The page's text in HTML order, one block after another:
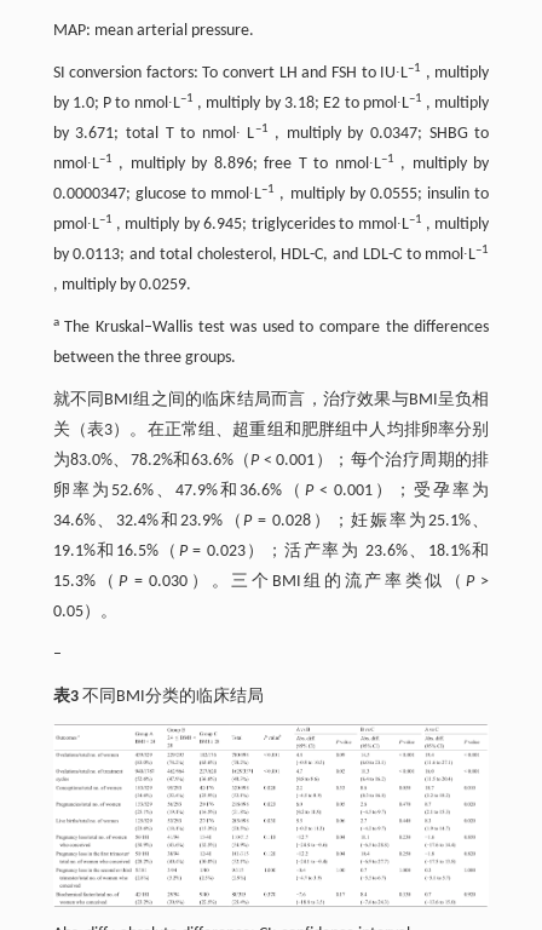
MAP: mean arterial pressure.
SI conversion factors: To convert LH and FSH to IU∙L–1 , multiply
by 1.0; P to nmol∙L–1 , multiply by 3.18; E2 to pmol∙L–1 , multiply
by 3.671; total T to nmol∙ L–1
, multiply by 0.0347; SHBG to
nmol∙L–1 , multiply by 8.896; free T to nmol∙L–1
, multiply by
0.0000347; glucose to mmol∙L–1 , multiply by 0.0555; insulin to
pmol∙L–1 , multiply by 6.945; triglycerides to mmol∙L–1 , multiply
by 0.0113; and total cholesterol, HDL-C, and LDL-C to mmol∙L–1
, multiply by 0.0259.
aThe Kruskal–Wallis test was used to compare the differences
between the three groups.
就不同BMI组之间的临床结局而言，治疗效果与BMI呈负相
关（表3）。在正常组、超重组和肥胖组中人均排卵率分别
为83.0%、78.2%和63.6%（P< 0.001）；每个治疗周期的排
卵率为52.6%、47.9%和36.6%（ P< 0.001）；受孕率为
34.6%、32.4%和23.9%（P= 0.028）；妊娠率为25.1%、
19.1%和16.5%（ P= 0.023）；活产率为 23.6%、18.1%和
15.3%（ P= 0.030）。三个BMI组的流产率类似（ P>
0.05）。
–
表3 不同BMI分类的临床结局